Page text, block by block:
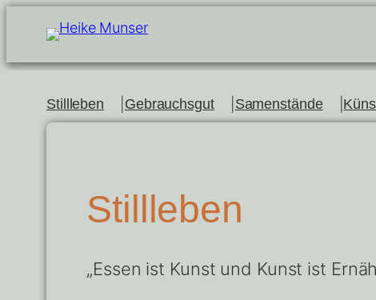
Stillleben Gebrauchsgut Samenstände
Stillleben
„Essen ist Kunst und Kunst ist